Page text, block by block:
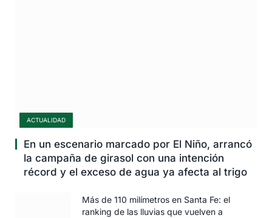
ACTUALIDAD
En un escenario marcado por El Niño, arrancó
la campaña de girasol con una intención
récord y el exceso de agua ya afecta al trigo
Más de 110 milímetros en Santa Fe: el
ranking de las lluvias que vuelven a